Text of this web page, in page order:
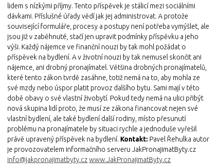
lidem s nízkými příjmy. Tento příspěvek je stálicí mezi sociálními
dávkami. Příslušné úřady vědí jak jej administrovat. A protože
související formuláře, procesy a postupy není potřeba vymýšlet, ale
jsou již v zaběhnuté, stačí jen upravit podmínky příspěvku a jeho
výši. Každý nájemce ve finanční nouzi by tak mohl požádat o
příspěvek na bydlení. A v životní nouzi by tak nemusel skončit ani
nájemce, ani drobný pronajímatel. Většina drobných pronajímatelů,
které tento zákon tvrdě zasáhne, totiž nemá na to, aby mohla ze
své mzdy nebo úspor platit provoz dalšího bytu. Sami mají v této
době obavy o své vlastní živobytí. Pokud tedy nemá na ulici přibýt
nová skupina lidí proto, že musí ze zákona financovat nejen své
vlastní bydlení, ale také bydlení další rodiny, místo přesunutí
problému na pronajímatele by situaci rychle a jednoduše vyřešil
právě upravený příspěvek na bydlení. Kontakt: Pavel Řehulka autor
je provozovatelem informačního serveru JakPronajimatByty.cz
info@jakpronajimatbyty.cz www.JakPronajimatByty.cz